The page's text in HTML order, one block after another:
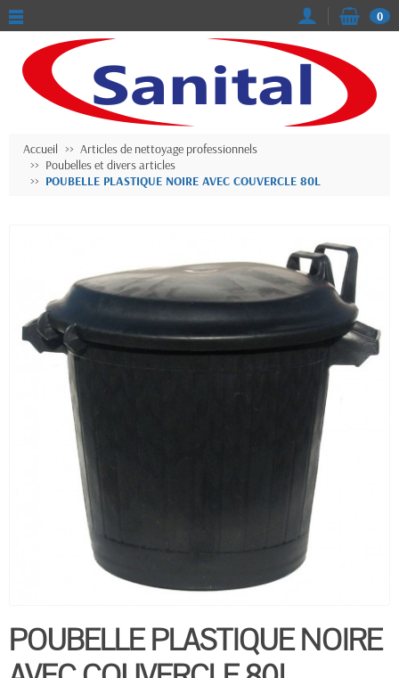
0
Accueil
Articles de nettoyage professionnels
Poubelles et divers articles
POUBELLE PLASTIQUE NOIRE AVEC COUVERCLE 80L
POUBELLE PLASTIQUE NOIRE